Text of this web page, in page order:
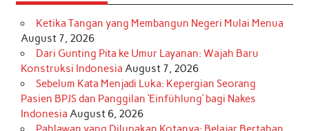
Ketika Tangan yang Membangun Negeri Mulai Menua
August 7, 2026
Dari Gunting Pita ke Umur Layanan: Wajah Baru
Konstruksi Indonesia August 7, 2026
Sebelum Kata Menjadi Luka: Kepergian Seorang
Pasien BPJS dan Panggilan ‘Einfühlung’ bagi Nakes
Indonesia August 6, 2026